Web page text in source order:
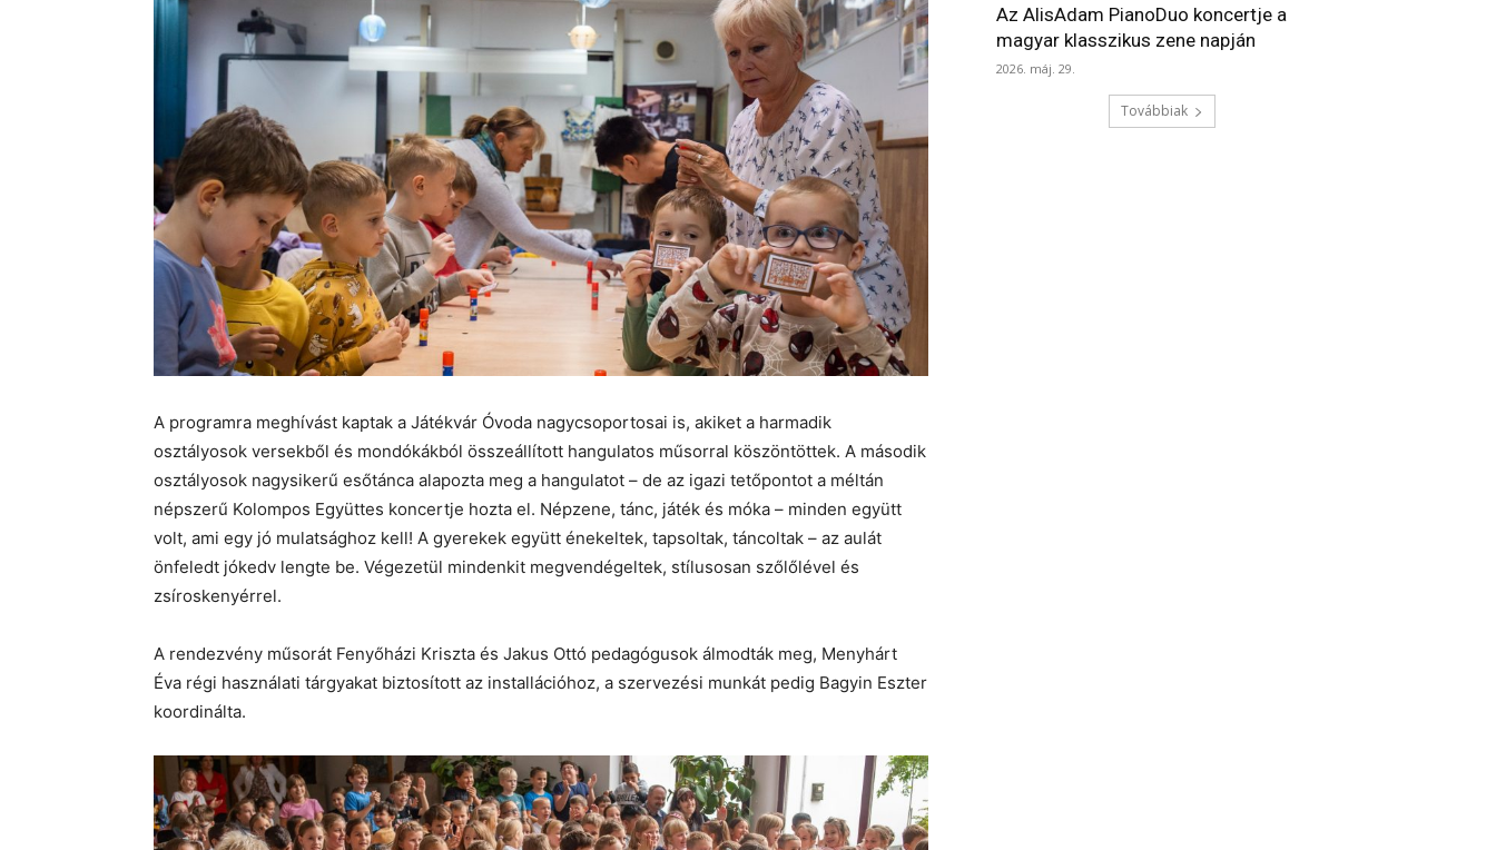
A programra meghívást kaptak a Játékvár Óvoda nagycsoportosai is, akiket a harmadik
osztályosok versekből és mondókákból összeállított hangulatos műsorral köszöntöttek. A második
osztályosok nagysikerű esőtánca alapozta meg a hangulatot – de az igazi tetőpontot a méltán
népszerű Kolompos Együttes koncertje hozta el. Népzene, tánc, játék és móka – minden együtt
volt, ami egy jó mulatsághoz kell! A gyerekek együtt énekeltek, tapsoltak, táncoltak – az aulát
önfeledt jókedv lengte be. Végezetül mindenkit megvendégeltek, stílusosan szőlőlével és
zsíroskenyérrel.
A rendezvény műsorát Fenyőházi Kriszta és Jakus Ottó pedagógusok álmodták meg, Menyhárt
Éva régi használati tárgyakat biztosított az installációhoz, a szervezési munkát pedig Bagyin Eszter
koordinálta.
Az AlisAdam PianoDuo koncertje a
magyar klasszikus zene napján
2026. máj. 29.
Továbbiak